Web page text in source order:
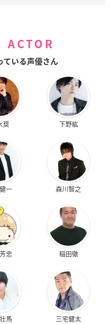
ACTOR
ている声優さん
奨 下野紘
一 森川智之
忠 稲田徹
馬 三宅健太